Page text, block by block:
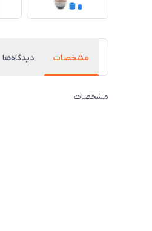
مشخصات دیدگاه‌ها
مشخصات